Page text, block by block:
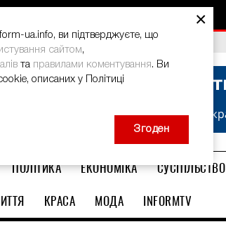
Global Teacher Prize-2026
ПОЛІТИКА ЕКОНОМІКА СУСПІЛЬСТВО
КРАСА МОДА INFORMTV
×
ua.info, ви підтверджуєте, що
сайтом,
та правилами коментування. Ви
описаних у Політиці
Згоден